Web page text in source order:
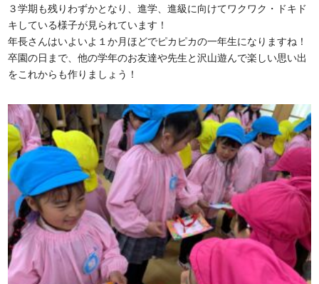
３学期も残りわずかとなり、進学、進級に向けてワクワク・ドキド
キしている様子が見られています！
年長さんはいよいよ１か月ほどでピカピカの一年生になりますね！
卒園の日まで、他の学年のお友達や先生と沢山遊んで楽しい思い出
をこれからも作りましょう！